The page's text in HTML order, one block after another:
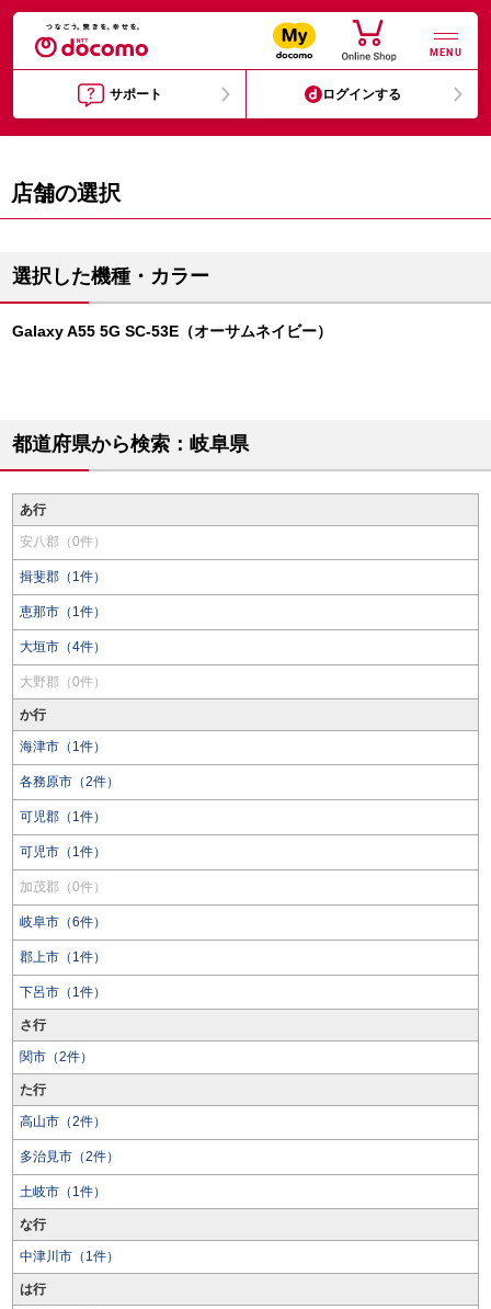
MENU
サポート ログインする
店舗の選択
選択した機種・カラー
Galaxy A55 5G SC-53E（オーサムネイビー）
都道府県から検索：岐阜県
あ行
安八郡（0件）
揖斐郡（1件）
恵那市（1件）
大垣市（4件）
大野郡（0件）
か行
海津市（1件）
各務原市（2件）
可児郡（1件）
可児市（1件）
加茂郡（0件）
岐阜市（6件）
郡上市（1件）
下呂市（1件）
さ行
関市（2件）
た行
高山市（2件）
多治見市（2件）
土岐市（1件）
な行
中津川市（1件）
は行